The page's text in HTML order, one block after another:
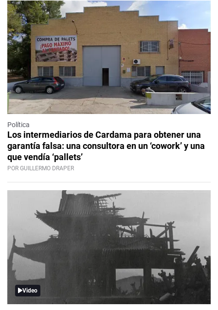
Política
Los intermediarios de Cardama para obtener una
garantía falsa: una consultora en un ‘cowork’ y una
que vendía ‘pallets’
POR GUILLERMO DRAPER
Video